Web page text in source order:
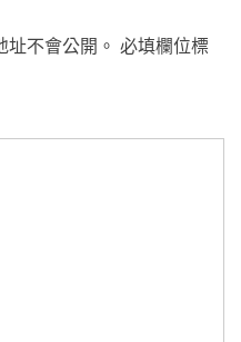
不會公開。 必填欄位標